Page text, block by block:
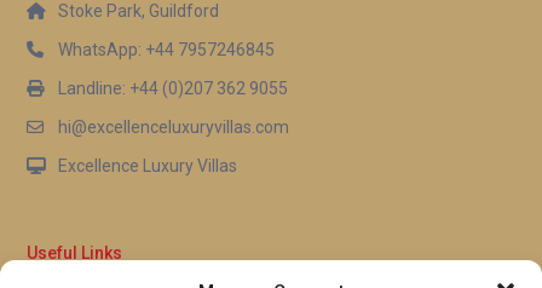
Stoke Park, Guildford
WhatsApp: +44 7957246845
Landline: +44 (0)207 362 9055
hi@excellenceluxuryvillas.com
Excellence Luxury Villas
Useful Links